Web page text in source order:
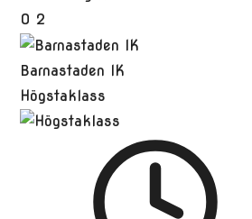
0 2
Barnastaden IK
Högstaklass